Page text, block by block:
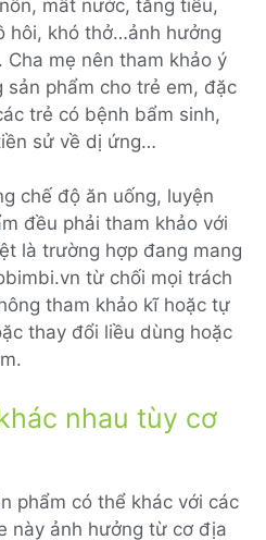
mất nước, tăng tiểu,
hôi, khó thở…ảnh hưởng
mẹ nên tham khảo ý
phẩm cho trẻ em, đặc
trẻ có bệnh bẩm sinh,
sử về dị ứng…
chế độ ăn uống, luyện
đều phải tham khảo với
là trường hợp đang mang
từ chối mọi trách
tham khảo kĩ hoặc tự
thay đổi liều dùng hoặc
nhau tùy cơ
phẩm có thể khác với các
này ảnh hưởng từ cơ địa